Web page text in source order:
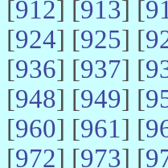
[912] [913] [
[924] [925] [
[936] [937] [
[948] [949] [
[960] [961] [
[972] [973] [